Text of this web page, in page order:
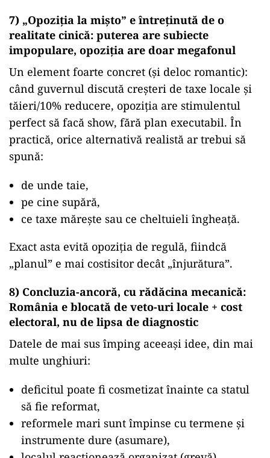
7) „Opoziția la mișto” e întreținută de o
realitate cinică: puterea are subiecte
impopulare, opoziția are doar megafonul
Un element foarte concret (și deloc romantic):
când guvernul discută creșteri de taxe locale și
tăieri/10% reducere, opoziția are stimulentul
perfect să facă show, fără plan executabil. În
practică, orice alternativă realistă ar trebui să
spună:
de unde taie,
pe cine supără,
ce taxe mărește sau ce cheltuieli îngheață.
Exact asta evită opoziția de regulă, fiindcă
„planul” e mai costisitor decât „înjurătura”.
8) Concluzia-ancoră, cu rădăcina mecanică:
România e blocată de veto-uri locale + cost
electoral, nu de lipsa de diagnostic
Datele de mai sus împing aceeași idee, din mai
multe unghiuri:
deficitul poate fi cosmetizat înainte ca statul
să fie reformat,
reformele mari sunt împinse cu termene și
instrumente dure (asumare),